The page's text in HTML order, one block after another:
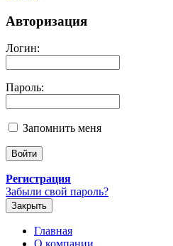
Авторизация
Логин:
Пароль:
Запомнить меня
Регистрация
Забыли свой пароль?
Закрыть
Главная